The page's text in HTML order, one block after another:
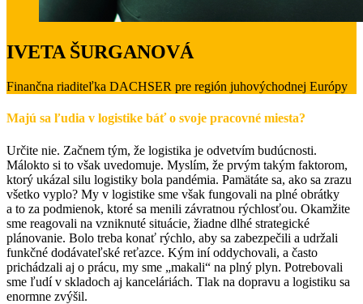
IVETA ŠURGANOVÁ
Finančna riaditeľka DACHSER pre región juhovýchodnej Európy
Majú sa ľudia v logistike báť o svoje pracovné miesta?
Určite nie. Začnem tým, že logistika je odvetvím budúcnosti.
Málokto si to však uvedomuje. Myslím, že prvým takým faktorom,
ktorý ukázal silu logistiky bola pandémia. Pamätáte sa, ako sa zrazu
všetko vyplo? My v logistike sme však fungovali na plné obrátky
a to za podmienok, ktoré sa menili závratnou rýchlosťou. Okamžite
sme reagovali na vzniknuté situácie, žiadne dlhé strategické
plánovanie. Bolo treba konať rýchlo, aby sa zabezpečili a udržali
funkčné dodávateľské reťazce. Kým iní oddychovali, a často
prichádzali aj o prácu, my sme „makali“ na plný plyn. Potrebovali
sme ľudí v skladoch aj kanceláriách. Tlak na dopravu a logistiku sa
enormne zvýšil.